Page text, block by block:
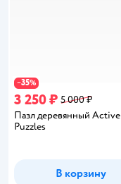
−35%
3 250 ₽ 5 000 ₽
Пазл деревянный Active
Puzzles
В корзину